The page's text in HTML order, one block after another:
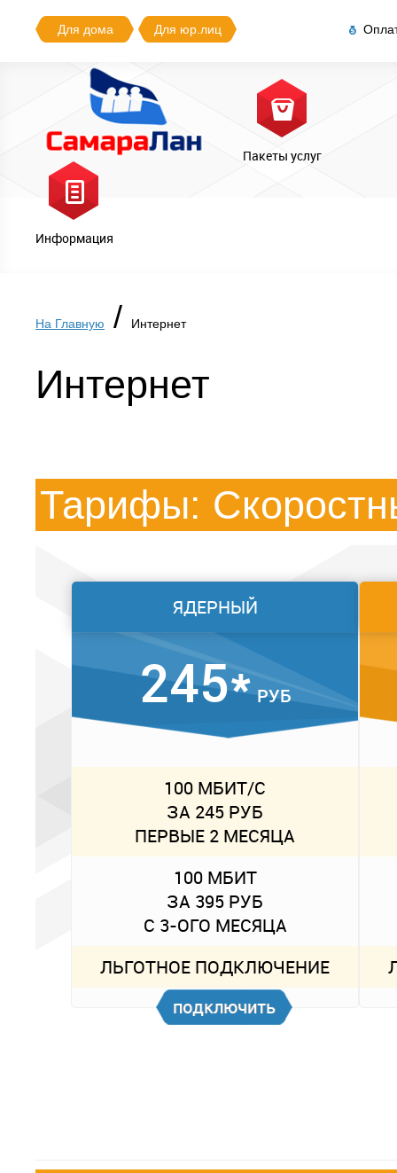
Для дома Для юр.лиц
Пакеты услуг
Информация
На Главную / Интернет
Интернет
Тарифы:
ЯДЕРНЫЙ
245*РУБ
100 МБИТ/С
ЗА 245 РУБ
ПЕРВЫЕ 2 МЕСЯЦА
100 МБИТ
ЗА 395 РУБ
С 3-ОГО МЕСЯЦА
ЛЬГОТНОЕ ПОДКЛЮЧЕНИЕ
подключить